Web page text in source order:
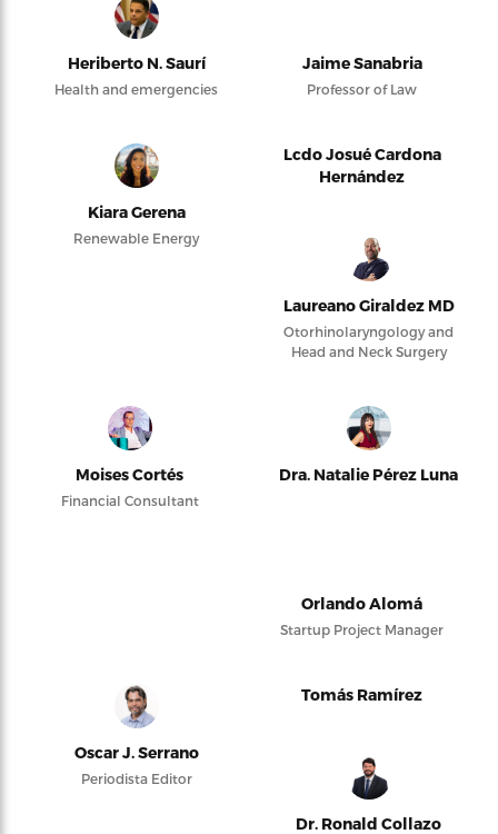
Heriberto N. Saurí
Health and emergencies
Jaime Sanabria
Professor of Law
Kiara Gerena
Renewable Energy
Lcdo Josué Cardona
Hernández
Laureano Giraldez MD
Otorhinolaryngology and
Head and Neck Surgery
Moises Cortés
Financial Consultant
Dra. Natalie Pérez Luna
Orlando Alomá
Startup Project Manager
Oscar J. Serrano
Periodista Editor
Tomás Ramírez
Dr. Ronald Collazo